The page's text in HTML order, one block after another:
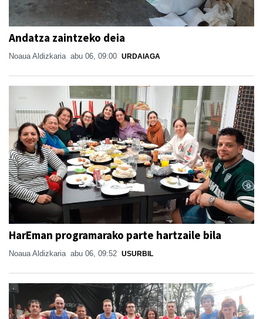
Andatza zaintzeko deia
Noaua Aldizkaria abu 06, 09:00 URDAIAGA
HarEman programarako parte hartzaile bila
Noaua Aldizkaria abu 06, 09:52 USURBIL